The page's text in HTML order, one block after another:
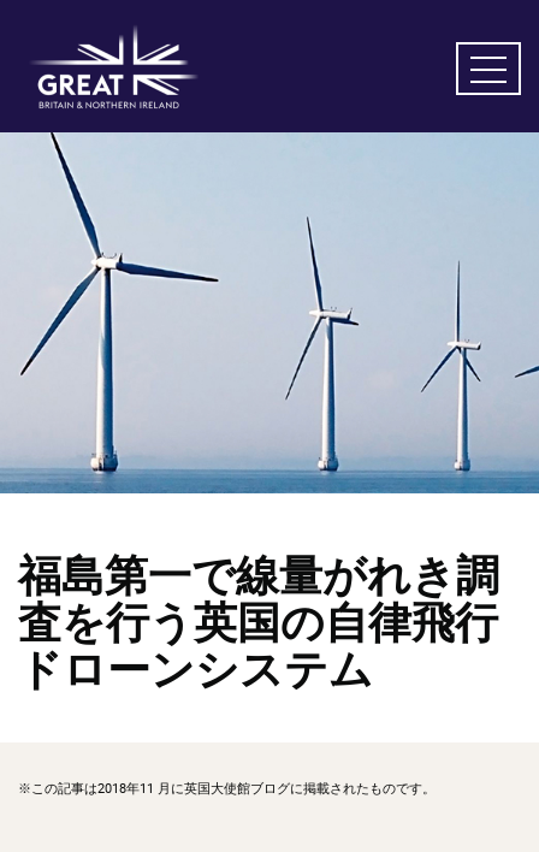
福島第一で線量がれき調
査を行う英国の自律飛行
ドローンシステム
※この記事は2018年11 月に英国大使館ブログに掲載されたものです。